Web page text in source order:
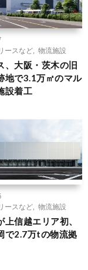
ースなど
物流施設
、大阪・茨木の旧
地で3.1万㎡のマル
設着工
ースなど
物流施設
上信越エリア初、
で2.7万tの物流拠